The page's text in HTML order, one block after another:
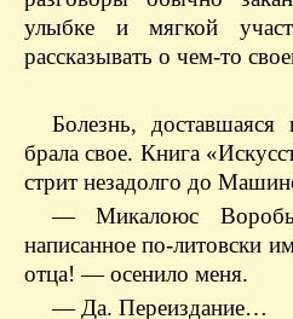
улыбке и мягкой
рассказывать о чем-то
Болезнь,
брала свое. Книга
стрит незадолго до
— Микалоюс
написанное по-литовски
отца! — осенило меня.
— Да. Переиздание…